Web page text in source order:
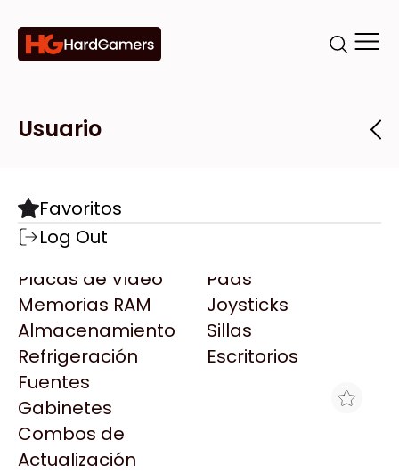
Categorías
Componentes
Motherboards
Microprocesadores
Placas de Video
Memorias RAM
Almacenamiento
Refrigeración
Fuentes
Gabinetes
Combos de
Actualización
Pads
Joysticks
Sillas
Escritorios
Marcas
Todas las Marcas
AMD
AULA
Acer
Adata
AeroCool
Antec
Arkham
Asrock
Tiendas
Destacadas
Usuario
Favoritos
Log Out
MOUSE LOGITECH M520 AMBIDIESTRO